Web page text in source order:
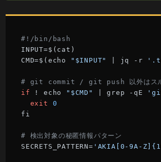
#!/bin/bash
INPUT=$(cat)
CMD=$(echo
"$INPUT" | jq -r
# git commit / git push 以外はス
if
! echo "$CMD" | grep -qE
exit
0
fi
# 検出対象の秘匿情報パターン
SECRETS_PATTERN= 'AKIA[0-9A-